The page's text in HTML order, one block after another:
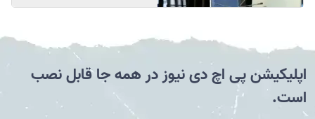
اپلیکیشن پی اچ دی نیوز در همه جا قابل نصب
است.